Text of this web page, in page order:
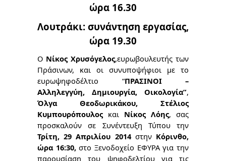
ώρα 16.30
Λουτράκι: συνάντηση εργασίας,
ώρα 19.30
Ο Νίκος Χρυσόγελος,ευρωβουλευτής των
Πράσινων, και οι συνυποψήφιοι με το
ευρωψηφοδέλτιο “ΠΡΑΣΙΝΟΙ –
Αλληλεγγύη, Δημιουργία, Οικολογία”,
Όλγα Θεοδωρικάκου, Στέλιος
Κυμπουρόπουλος και Νίκος Λόης, σας
προσκαλούν σε Συνέντευξη Τύπου την
Τρίτη, 29 Απριλίου 2014στην Κόρινθο,
ώρα 16:30,στο Ξενοδοχείο ΕΦΥΡΑ για την
παρουσίαση του ψηφοδελτίου για τις